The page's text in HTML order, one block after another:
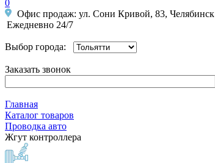
0
Офис продаж: ул. Сони Кривой, 83, Челябинск
Ежедневно 24/7
Выбор города:
Заказать звонок
Главная
Каталог товаров
Проводка авто
Жгут контроллера